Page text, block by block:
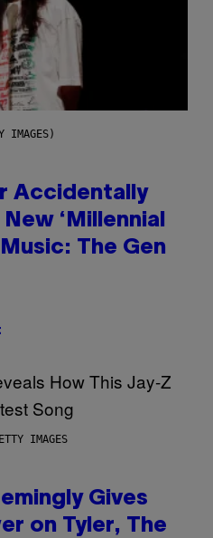
IMAGES)
Accidentally
‘Millennial
The Gen
IMAGES
Gives
on Tyler, The